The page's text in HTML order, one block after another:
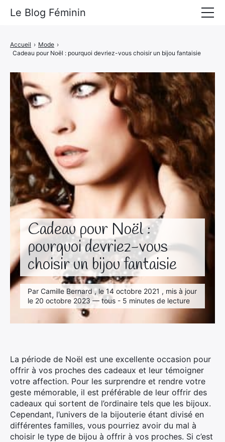
Cadeau pour Noël :
pourquoi devriez-vous
choisir un bijou fantaisie
Par Camille Bernard , le 14 octobre 2021 , mis à jour
le 20 octobre 2023 — tous - 5 minutes de lecture
Accueil › Mode ›
Cadeau pour Noël : pourquoi devriez-vous choisir un bijou fantaisie
La période de Noël est une excellente occasion pour
offrir à vos proches des cadeaux et leur témoigner
votre affection. Pour les surprendre et rendre votre
geste mémorable, il est préférable de leur offrir des
cadeaux qui sortent de l’ordinaire tels que les bijoux.
Cependant, l’univers de la bijouterie étant divisé en
différentes familles, vous pourriez avoir du mal à
choisir le type de bijou à offrir à vos proches. Si c’est
Le Blog Féminin
Alimentation
Mode
Beauté
Bien-être
Voyages
Déco & Maison
Amour